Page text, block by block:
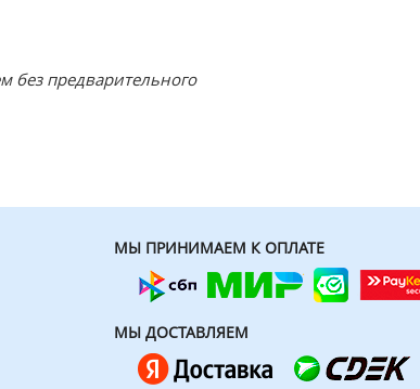
без предварительного
МЫ ПРИНИМАЕМ К ОПЛАТЕ
МЫ ДОСТАВЛЯЕМ